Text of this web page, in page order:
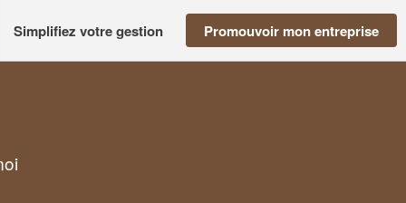
Simplifiez votre gestion Promouvoir mon entreprise